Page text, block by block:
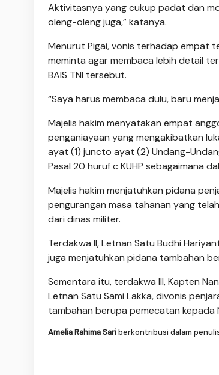
Aktivitasnya yang cukup padat dan
oleng-oleng juga,” katanya.
Menurut Pigai, vonis terhadap empat
meminta agar membaca lebih detail
BAIS TNI tersebut.
“Saya harus membaca dulu, baru
Majelis hakim menyatakan empat
penganiayaan yang mengakibatkan
ayat (1) juncto ayat (2) Undang-
Pasal 20 huruf c KUHP sebagaimana
Majelis hakim menjatuhkan pidana
pengurangan masa tahanan yang
dari dinas militer.
Terdakwa II, Letnan Satu Budhi
juga menjatuhkan pidana tambahan
Sementara itu, terdakwa III, Kapten
Letnan Satu Sami Lakka, divonis
tambahan berupa pemecatan kepada
Amelia Rahima Sariberkontribusi dalam